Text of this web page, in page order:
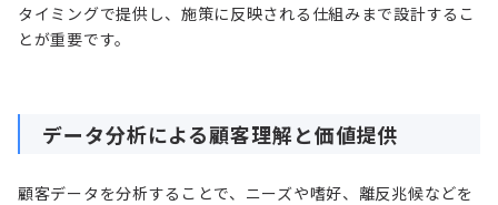
タイミングで提供し、施策に反映される仕組みまで設計するこ
とが重要です。
データ分析による顧客理解と価値提供
顧客データを分析することで、ニーズや嗜好、離反兆候などを